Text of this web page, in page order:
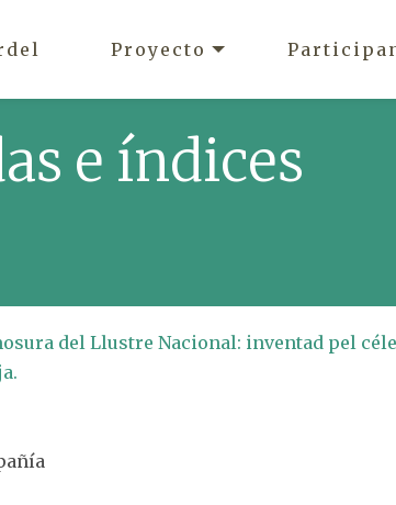
Proyecto
e índices
del Llustre Nacional: inventad pel